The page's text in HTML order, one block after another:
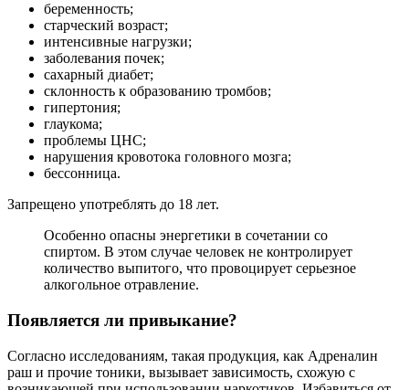
беременность;
старческий возраст;
интенсивные нагрузки;
заболевания почек;
сахарный диабет;
склонность к образованию тромбов;
гипертония;
глаукома;
проблемы ЦНС;
нарушения кровотока головного мозга;
бессонница.
Запрещено употреблять до 18 лет.
Особенно опасны энергетики в сочетании со
спиртом. В этом случае человек не контролирует
количество выпитого, что провоцирует серьезное
алкогольное отравление.
Появляется ли привыкание?
Согласно исследованиям, такая продукция, как Адреналин
раш и прочие тоники, вызывает зависимость, схожую с